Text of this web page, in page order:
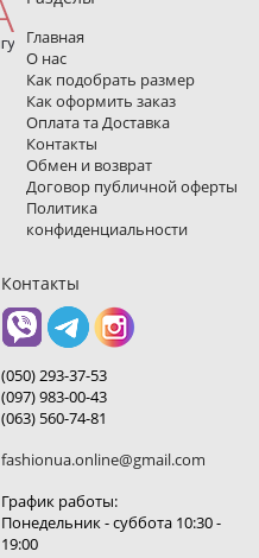
Главная
О нас
Как подобрать размер
Как оформить заказ
Оплата та Доставка
Контакты
Обмен и возврат
Договор публичной оферты
Политика
конфиденциальности
Контакты
(050) 293-37-53
(097) 983-00-43
(063) 560-74-81
fashionua.online@gmail.com
График работы:
Понедельник - суббота 10:30 -
19:00